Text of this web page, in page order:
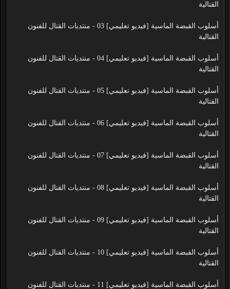
القتالية
أسلوب القبضة الماسية [فيديو تعليمي] 03 - منتديات القتال للفنون
القتالية
أسلوب القبضة الماسية [فيديو تعليمي] 04 - منتديات القتال للفنون
القتالية
أسلوب القبضة الماسية [فيديو تعليمي] 05 - منتديات القتال للفنون
القتالية
أسلوب القبضة الماسية [فيديو تعليمي] 06 - منتديات القتال للفنون
القتالية
أسلوب القبضة الماسية [فيديو تعليمي] 07 - منتديات القتال للفنون
القتالية
أسلوب القبضة الماسية [فيديو تعليمي] 08 - منتديات القتال للفنون
القتالية
أسلوب القبضة الماسية [فيديو تعليمي] 09 - منتديات القتال للفنون
القتالية
أسلوب القبضة الماسية [فيديو تعليمي] 10 - منتديات القتال للفنون
القتالية
أسلوب القبضة الماسية [فيديو تعليمي] 11 - منتديات القتال للفنون